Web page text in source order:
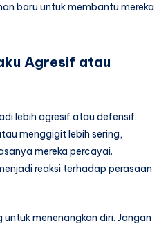
baru untuk membantu mereka
Agresif atau
lebih agresif atau defensif.
menggigit lebih sering,
mereka percayai.
reaksi terhadap perasaan
untuk menenangkan diri. Jangan